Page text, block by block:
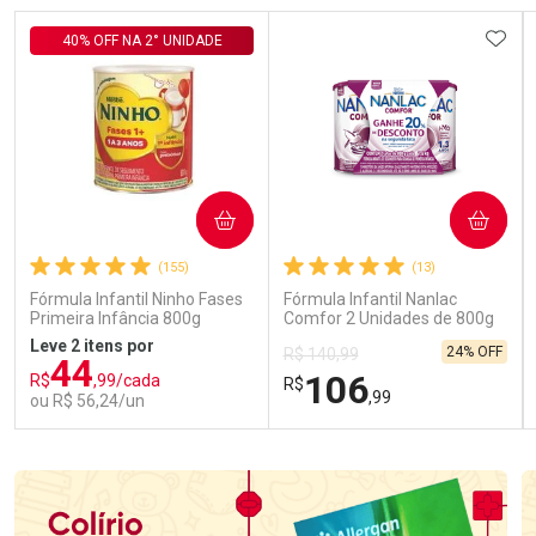
(155)
Fórmula Infantil Ninho Fases
Primeira Infância 800g
40% OFF NA 2° UNIDADE
Leve 2 itens por
R$44,99/cada
ou R$ 56,24/un
COMPRAR
(13)
Fórmula Infantil Nanlac
Comfor 2 Unidades de 800g
R$ 140,99
R$106,99
24% OFF
COMPRAR
Laboratório
Por Menos